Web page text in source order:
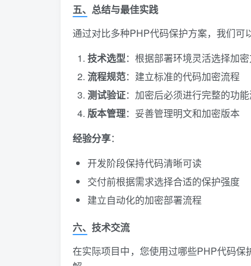
五、总结与最佳实践
通过对比多种PHP代码保护方案，我们可
技术选型：根据部署环境灵活选择加
流程规范：建立标准的代码加密流程
测试验证：加密后必须进行完整的功
版本管理：妥善管理明文和加密版本
经验分享：
开发阶段保持代码清晰可读
交付前根据需求选择合适的保护强度
建立自动化的加密部署流程
六、技术交流
在实际项目中，您使用过哪些PHP代码